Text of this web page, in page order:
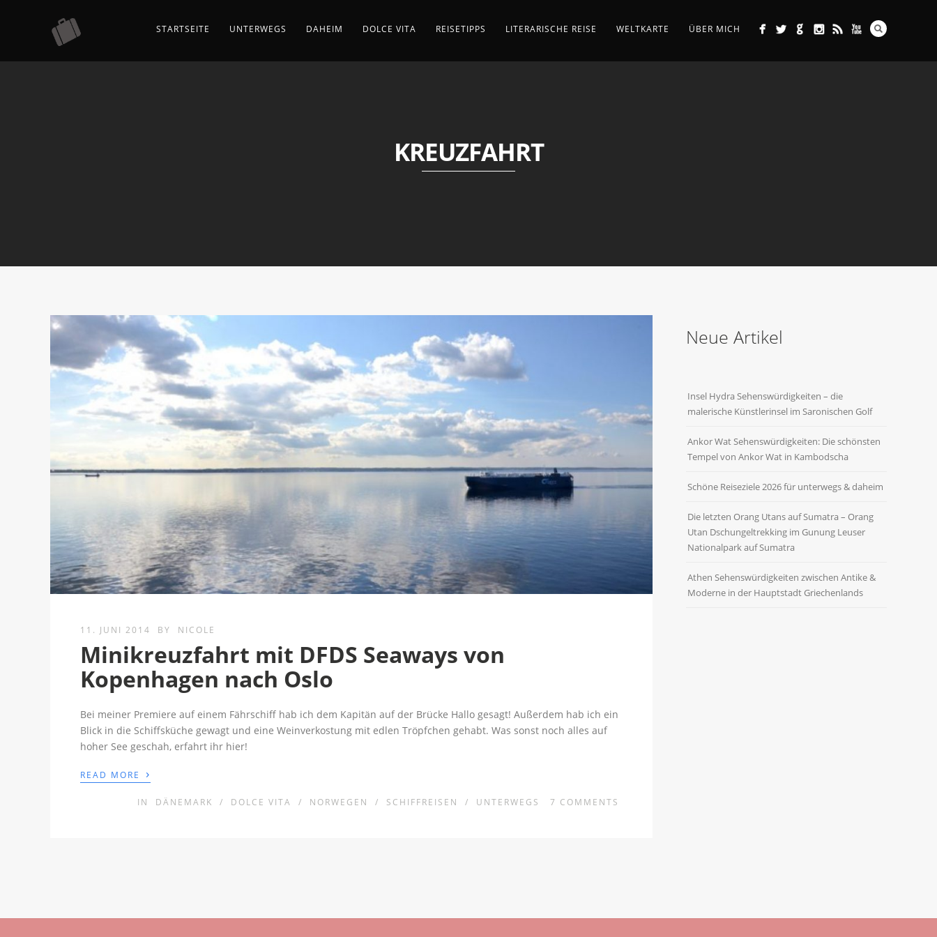
STARTSEITE UNTERWEGS DAHEIM DOLCE VITA REISETIPPS LITERARISCHE REISE WELTKARTE ÜBER MICH
KREUZFAHRT
11. JUNI 2014 BY NICOLE
Minikreuzfahrt mit DFDS Seaways von
Kopenhagen nach Oslo
Bei meiner Premiere auf einem Fährschiff hab ich dem Kapitän auf der Brücke Hallo gesagt! Außerdem hab ich ein
Blick in die Schiffsküche gewagt und eine Weinverkostung mit edlen Tröpfchen gehabt. Was sonst noch alles auf
hoher See geschah, erfahrt ihr hier!
READ MORE ›
IN DÄNEMARK / DOLCE VITA / NORWEGEN / SCHIFFREISEN / UNTERWEGS 7 COMMENTS
Neue Artikel
Insel Hydra Sehenswürdigkeiten – die
malerische Künstlerinsel im Saronischen Golf
Ankor Wat Sehenswürdigkeiten: Die schönsten
Tempel von Ankor Wat in Kambodscha
Schöne Reiseziele 2026 für unterwegs & daheim
Die letzten Orang Utans auf Sumatra – Orang
Utan Dschungeltrekking im Gunung Leuser
Nationalpark auf Sumatra
Athen Sehenswürdigkeiten zwischen Antike &
Moderne in der Hauptstadt Griechenlands